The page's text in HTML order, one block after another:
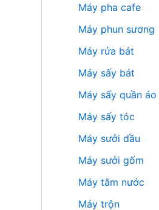
Máy pha cafe
Máy phun sương
Máy rửa bát
Máy sấy bát
Máy sấy quần áo
Máy sấy tóc
Máy sưởi dầu
Máy sưởi gốm
Máy tăm nước
Máy trộn